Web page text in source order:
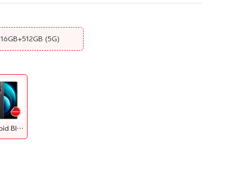
16GB+512GB (5G)
Asteroid Black